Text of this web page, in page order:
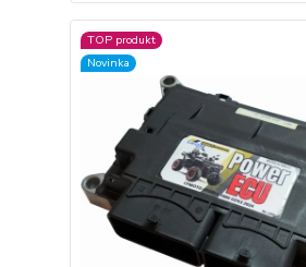
TOP produkt
Novinka